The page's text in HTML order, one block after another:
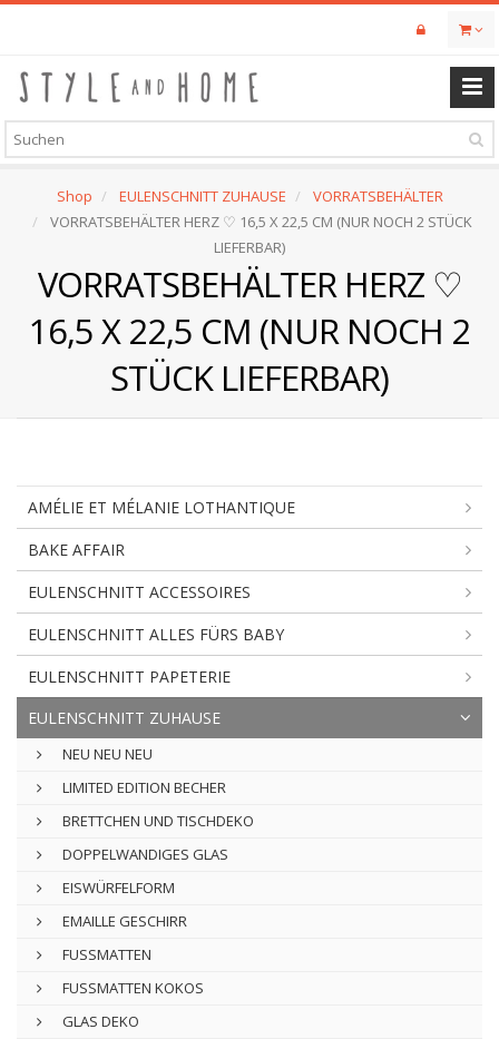
Skip
content
Shop EULENSCHNITT ZUHAUSE
VORRATSBEHÄLTER
VORRATSBEHÄLTER HERZ ♡ 16,5 X 22,5 CM (NUR NOCH 2 STÜCK
LIEFERBAR)
VORRATSBEHÄLTER HERZ ♡
16,5 X 22,5 CM (NUR NOCH 2
STÜCK LIEFERBAR)
AMÉLIE ET MÉLANIE LOTHANTIQUE
BAKE AFFAIR
EULENSCHNITT ACCESSOIRES
EULENSCHNITT ALLES FÜRS BABY
EULENSCHNITT PAPETERIE
EULENSCHNITT ZUHAUSE
NEU NEU NEU
LIMITED EDITION BECHER
BRETTCHEN UND TISCHDEKO
DOPPELWANDIGES GLAS
EISWÜRFELFORM
EMAILLE GESCHIRR
FUSSMATTEN
FUSSMATTEN KOKOS
GLAS DEKO